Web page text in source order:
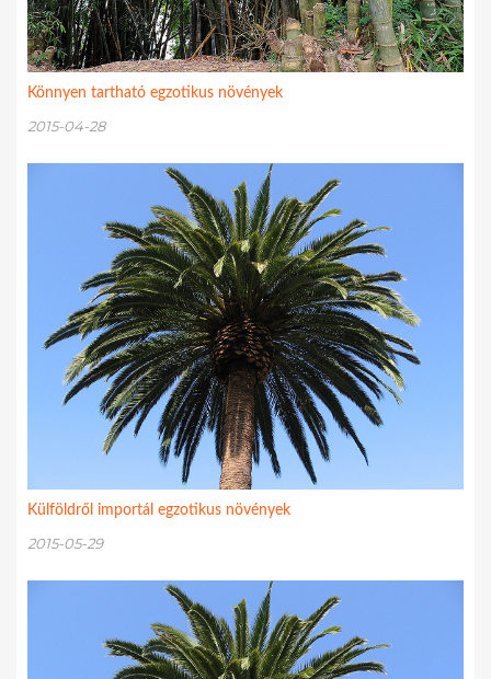
Könnyen tartható egzotikus növények
2015-04-28
Külföldről importál egzotikus növények
2015-05-29